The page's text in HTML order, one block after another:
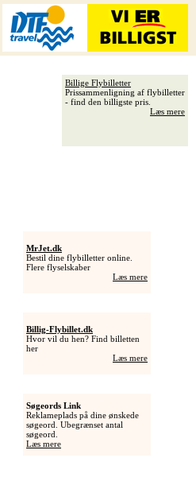
Billige Flybilletter
Prissammenligning af flybilletter
- find den billigste pris.
Læs mere
MrJet.dk
Bestil dine flybilletter online.
Flere flyselskaber
Læs mere
Billig-Flybillet.dk
Hvor vil du hen? Find billetten
her
Læs mere
Søgeords Link
Reklameplads på dine ønskede
søgeord. Ubegrænset antal
søgeord.
Læs mere